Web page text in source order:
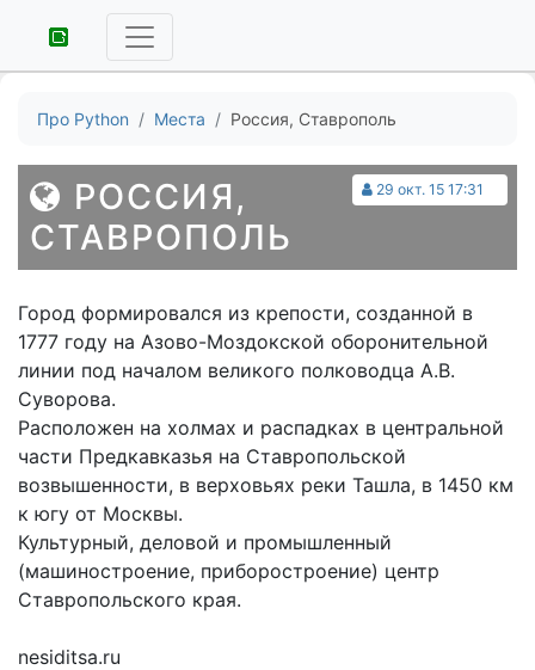
Про Python Места Россия, Ставрополь
29 окт. 15 17:31
РОССИЯ,
СТАВРОПОЛЬ
Город формировался из крепости, созданной в
1777 году на Азово-Моздокской оборонительной
линии под началом великого полководца А.В.
Суворова.
Расположен на холмах и распадках в центральной
части Предкавказья на Ставропольской
возвышенности, в верховьях реки Ташла, в 1450 км
к югу от Москвы.
Культурный, деловой и промышленный
(машиностроение, приборостроение) центр
Ставропольского края.
nesiditsa.ru